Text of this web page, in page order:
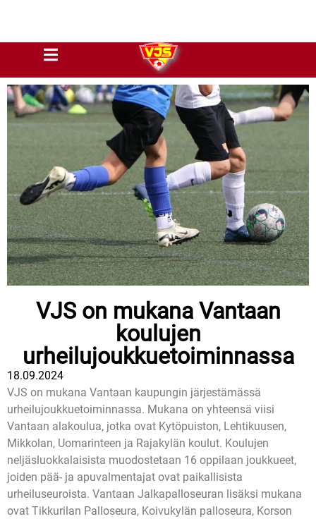
VJS on mukana Vantaan
koulujen
urheilujoukkuetoiminnassa
18.09.2024
VJS on mukana Vantaan kaupungin järjestämässä
urheilujoukkuetoiminnassa. Mukana on yhteensä viisi
Vantaan alakoulua, jotka ovat Kytöpuiston, Lehtikuusen,
Mikkolan, Uomarinteen ja Rajakylän koulut. Koulujen
neljäsluokkalaisista muodostetaan 16 oppilaan joukkueet,
joiden pää- ja apuvalmentajat ovat paikallisista
urheiluseuroista. Vantaan Jalkapalloseuran lisäksi mukana
ovat Tikkurilan Palloseura, Koivukylän palloseura, Korson